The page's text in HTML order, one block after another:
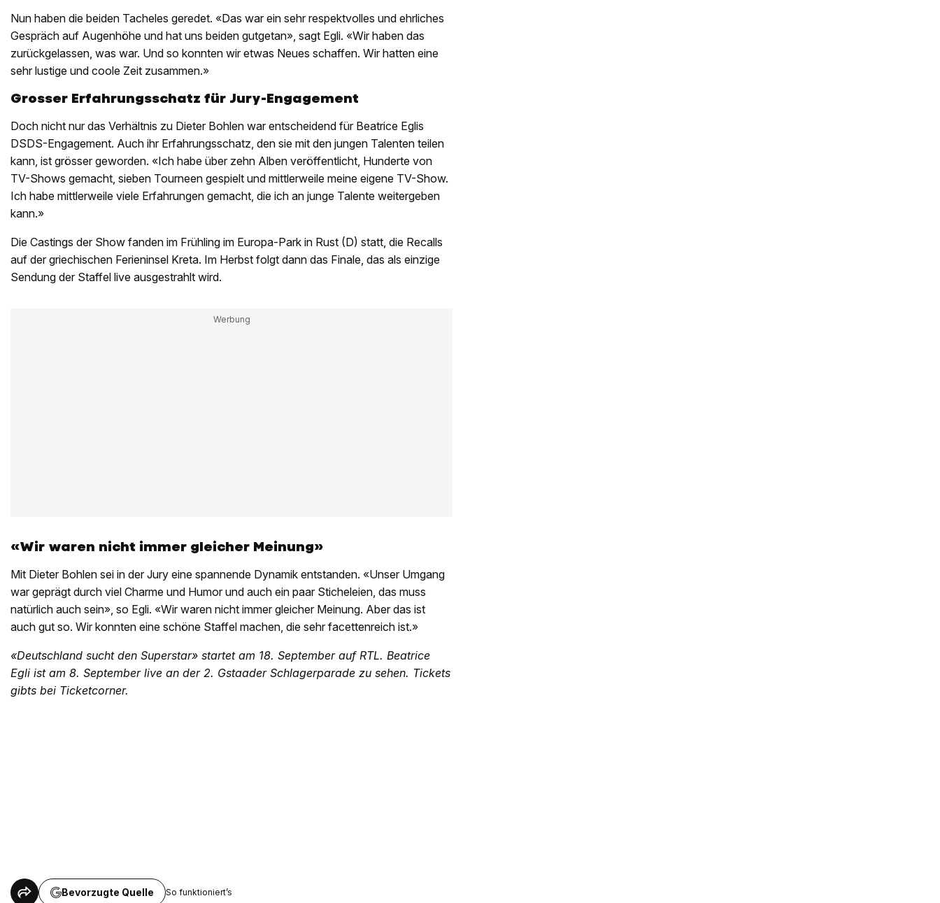
Nun haben die beiden Tacheles geredet. «Das war ein sehr respektvolles und ehrliches
Gespräch auf Augenhöhe und hat uns beiden gutgetan», sagt Egli. «Wir haben das
zurückgelassen, was war. Und so konnten wir etwas Neues schaffen. Wir hatten eine
sehr lustige und coole Zeit zusammen.»
Grosser Erfahrungsschatz für Jury-Engagement
Doch nicht nur das Verhältnis zu Dieter Bohlen war entscheidend für Beatrice Eglis
DSDS-Engagement. Auch ihr Erfahrungsschatz, den sie mit den jungen Talenten teilen
kann, ist grösser geworden. «Ich habe über zehn Alben veröffentlicht, Hunderte von
TV-Shows gemacht, sieben Tourneen gespielt und mittlerweile meine eigene TV-Show.
Ich habe mittlerweile viele Erfahrungen gemacht, die ich an junge Talente weitergeben
kann.»
Die Castings der Show fanden im Frühling im Europa-Park in Rust (D) statt, die Recalls
auf der griechischen Ferieninsel Kreta. Im Herbst folgt dann das Finale, das als einzige
Sendung der Staffel live ausgestrahlt wird.
«Wir waren nicht immer gleicher Meinung»
Mit Dieter Bohlen sei in der Jury eine spannende Dynamik entstanden. «Unser Umgang
war geprägt durch viel Charme und Humor und auch ein paar Sticheleien, das muss
natürlich auch sein», so Egli. «Wir waren nicht immer gleicher Meinung. Aber das ist
auch gut so. Wir konnten eine schöne Staffel machen, die sehr facettenreich ist.»
«Deutschland sucht den Superstar» startet am 18. September auf RTL. Beatrice
Egli ist am 8. September live an der 2. Gstaader Schlagerparade zu sehen. Tickets
gibts bei Ticketcorner.
Bevorzugte Quelle So funktioniert’s